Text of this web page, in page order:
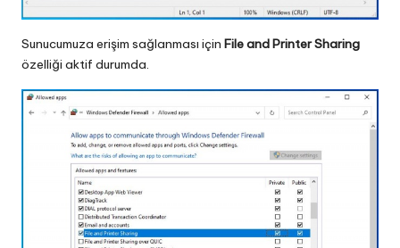
Sunucumuza erişim sağlanması için File and Printer Sharing
özelliği aktif durumda.